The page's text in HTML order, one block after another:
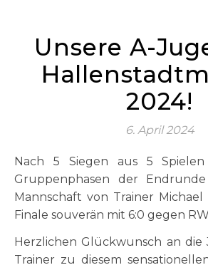
Unsere A-
2024!
6. April 2024
Nach 5 Siegen aus 5 Spielen in den beiden
Gruppenphasen der
Mannschaft von Trainer
Finale souverän mit 6:0 gegen
Herzlichen Glückwunsch an
Trainer zu diesem